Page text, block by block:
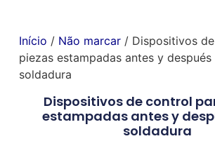
Início / Não marcar/ Dispositivos
piezas estampadas antes y después
soldadura
Dispositivos de control
estampadas antes y
soldadura